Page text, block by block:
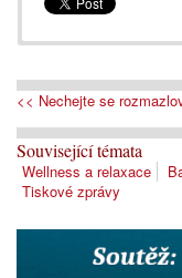
<< Nechejte se
Související témata
Wellness a relaxace
Tiskové zprávy